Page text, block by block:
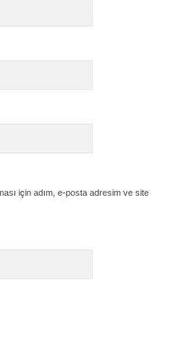
için adım, e-posta adresim ve site